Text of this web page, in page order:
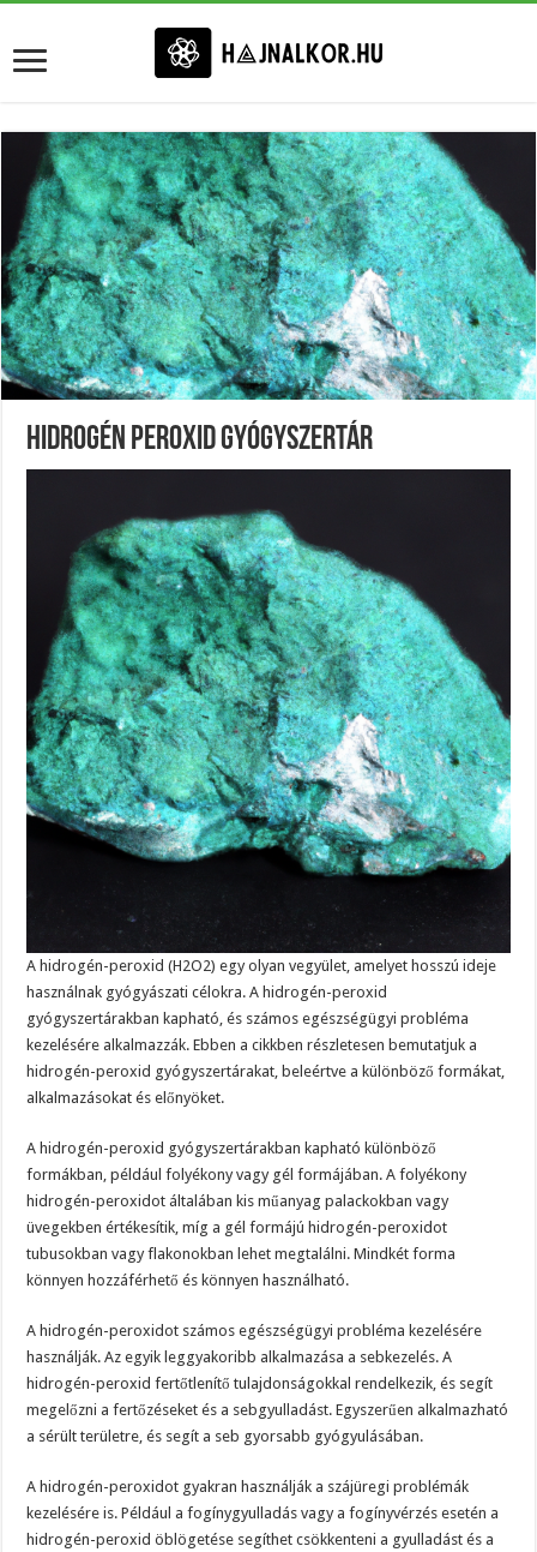
Hidrogén Peroxid Gyógyszertár
A hidrogén-peroxid (H2O2) egy olyan vegyület, amelyet hosszú ideje
használnak gyógyászati ​​célokra. A hidrogén-peroxid
gyógyszertárakban kapható, és számos egészségügyi probléma
kezelésére alkalmazzák. Ebben a cikkben részletesen bemutatjuk a
hidrogén-peroxid gyógyszertárakat, beleértve a különböző formákat,
alkalmazásokat és előnyöket.
A hidrogén-peroxid gyógyszertárakban kapható különböző
formákban, például folyékony vagy gél formájában. A folyékony
hidrogén-peroxidot általában kis műanyag palackokban vagy
üvegekben értékesítik, míg a gél formájú hidrogén-peroxidot
tubusokban vagy flakonokban lehet megtalálni. Mindkét forma
könnyen hozzáférhető és könnyen használható.
A hidrogén-peroxidot számos egészségügyi probléma kezelésére
használják. Az egyik leggyakoribb alkalmazása a sebkezelés. A
hidrogén-peroxid fertőtlenítő tulajdonságokkal rendelkezik, és segít
megelőzni a fertőzéseket és a sebgyulladást. Egyszerűen alkalmazható
a sérült területre, és segít a seb gyorsabb gyógyulásában.
A hidrogén-peroxidot gyakran használják a szájüregi problémák
kezelésére is. Például a fogínygyulladás vagy a fogínyvérzés esetén a
hidrogén-peroxid öblögetése segíthet csökkenteni a gyulladást és a